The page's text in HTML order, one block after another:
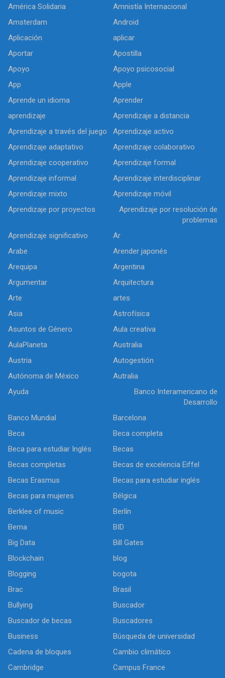
América Solidaria
Amnistía Internacional
Amsterdam
Android
Aplicación
aplicar
Aportar
Apostilla
Apoyo
Apoyo psicosocial
App
Apple
Aprende un idioma
Aprender
aprendizaje
Aprendizaje a distancia
Aprendizaje a través del juego
Aprendizaje activo
Aprendizaje adaptativo
Aprendizaje colaborativo
Aprendizaje cooperativo
Aprendizaje formal
Aprendizaje informal
Aprendizaje interdisciplinar
Aprendizaje mixto
Aprendizaje móvil
Aprendizaje por proyectos
Aprendizaje por resolución de
problemas
Aprendizaje significativo
Ar
Arabe
Arender japonés
Arequipa
Argentina
Argumentar
Arquitectura
Arte
artes
Asia
Astrofísica
Asuntos de Género
Aula creativa
AulaPlaneta
Australia
Austria
Autogestión
Autónoma de México
Autralia
Ayuda
Banco Interamericano de
Desarrollo
Banco Mundial
Barcelona
Beca
Beca completa
Beca para estudiar Inglés
Becas
Becas completas
Becas de excelencia Eiffel
Becas Erasmus
Becas para estudiar inglés
Becas para mujeres
Bélgica
Berklee of music
Berlín
Berna
BID
Big Data
Bill Gates
Blockchain
blog
Blogging
bogota
Brac
Brasil
Bullying
Buscador
Buscador de becas
Buscadores
Business
Búsqueda de universidad
Cadena de bloques
Cambio climático
Cambridge
Campus France